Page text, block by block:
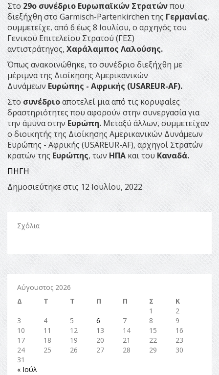
Στο 29ο συνέδριο Ευρωπαϊκών Στρατώνπου
διεξήχθη στο Garmisch-Partenkirchen της Γερμανίας,
συμμετείχε, από 6 έως 8 Ιουλίου, ο αρχηγός του
Γενικού Επιτελείου Στρατού (ΓΕΣ)
αντιστράτηγος, Χαράλαμπος Λαλούσης.
Όπως ανακοινώθηκε, το συνέδριο διεξήχθη με
μέριμνα της Διοίκησης Αμερικανικών
Δυνάμεων Ευρώπης - Αφρικής (USAREUR-AF).
Στοσυνέδριοαποτελεί μια από τις κορυφαίες
δραστηριότητες που αφορούν στην συνεργασία για
την άμυνα στην Ευρώπη. Μεταξύ άλλων, συμμετείχαν
ο διοικητής της Διοίκησης Αμερικανικών Δυνάμεων
Ευρώπης - Αφρικής (USAREUR-AF), αρχηγοί Στρατών
κρατών της Ευρώπης, τωνΗΠΑκαι τουΚαναδά.
ΠΗΓΗ
Δημοσιεύτηκε στις 12 Ιουλίου, 2022
Σχόλια
Αύγουστος 2026
Δ
Τ Τ Π Π Σ
Κ
1
2
3
4 5 6 7 8
9
10
11 12 13 14 15
16
17
18 19 20 21 22
23
24
25 26 27 28 29
30
31
« Ιούλ